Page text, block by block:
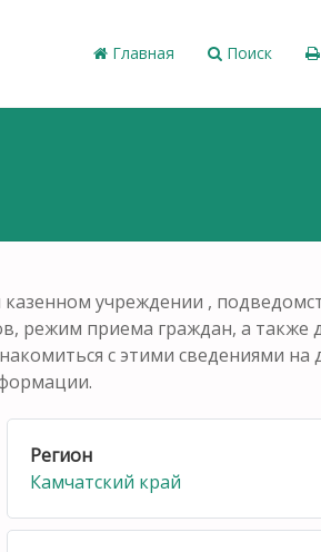
Главная Поиск
учреждении ,
режим приема граждан, а
с этими сведениями на
Регион
Камчатский край